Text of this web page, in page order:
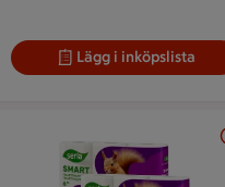
Lägg i inköpslista